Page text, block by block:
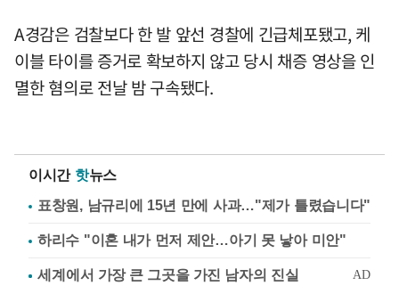
A경감은 검찰보다 한 발 앞선 경찰에 긴급체포됐고, 케
이블 타이를 증거로 확보하지 않고 당시 채증 영상을 인
멸한 혐의로 전날 밤 구속됐다.
이시간 핫뉴스
표창원, 남규리에 15년 만에 사과…"제가 틀렸습니다"
하리수 "이혼 내가 먼저 제안…아기 못 낳아 미안"